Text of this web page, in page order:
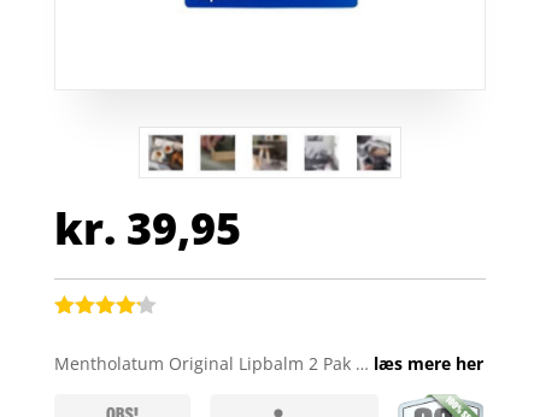
kr. 39,95
ud af 5
Mentholatum Original Lipbalm 2 Pak … læs mere her